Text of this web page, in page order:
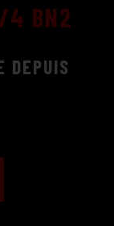
4 BN2
DEPUIS